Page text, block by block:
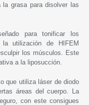
grasa para disolver las
para tonificar los
utilización de HIFEM
los músculos. Este
a la liposucción.
que utiliza láser de diodo
áreas del cuerpo. La
con este consigues